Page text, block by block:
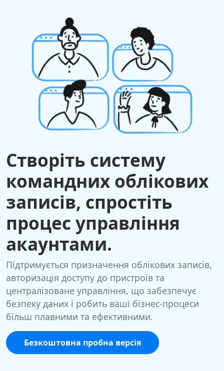
Створіть систему
командних облікових
записів, спростіть
процес управління
акаунтами.
Підтримується призначення облікових записів,
авторизація доступу до пристроїв та
централізоване управління, що забезпечує
безпеку даних і робить ваші бізнес-процеси
більш плавними та ефективними.
Безкоштовна пробна версія